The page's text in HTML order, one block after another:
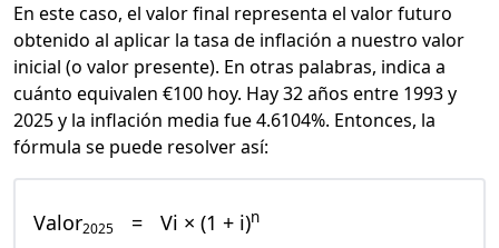
En este caso, el valor final representa el valor futuro
obtenido al aplicar la tasa de inflación a nuestro valor
inicial (o valor presente). En otras palabras, indica a
cuánto equivalen €100 hoy. Hay 32 años entre 1993 y
2025 y la inflación media fue 4.6104%. Entonces, la
fórmula se puede resolver así:
Valor2025 = Vi × (1 + i)n